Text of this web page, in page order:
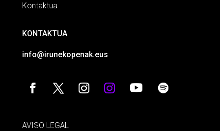
Kontaktua
KONTAKTUA
info@irunekopenak.eus
AVISO LEGAL